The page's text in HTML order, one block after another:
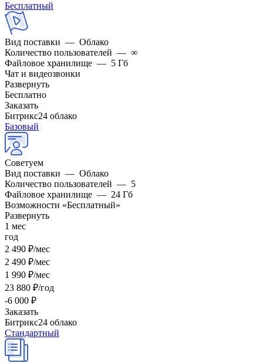
Бесплатный
Вид поставки — Облако
Количество пользователей — ∞
Файловое хранилище — 5 Гб
Чат и видеозвонки
Развернуть
Бесплатно
Заказать
Битрикс24 облако
Базовый
Cоветуем
Вид поставки — Облако
Количество пользователей — 5
Файловое хранилище — 24 Гб
Возможности «Бесплатный»
Развернуть
1 мес
год
2 490 ₽/мес
2 490 ₽/мес
1 990 ₽/мес
23 880 ₽/год
-6 000 ₽
Заказать
Битрикс24 облако
Стандартный